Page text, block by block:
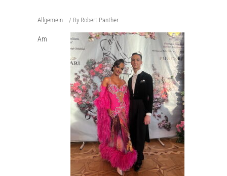
Allgemein By Robert Panther
Am